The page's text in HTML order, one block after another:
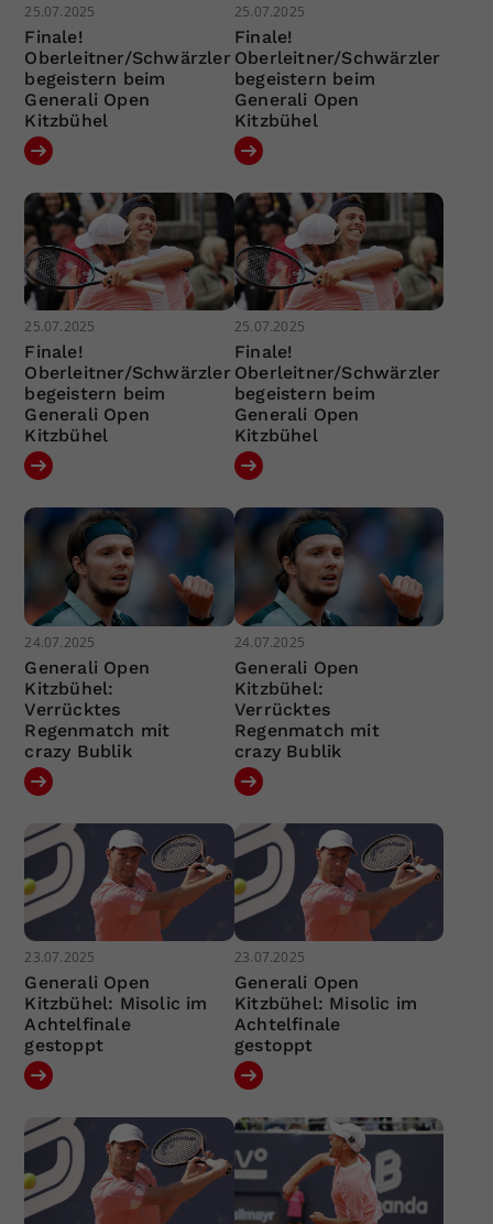
25.07.2025
Finale!
Oberleitner/Schwärzler
begeistern beim
Generali Open
Kitzbühel
25.07.2025
Finale!
Oberleitner/Schwärzler
begeistern beim
Generali Open
Kitzbühel
25.07.2025
Finale!
Oberleitner/Schwärzler
begeistern beim
Generali Open
Kitzbühel
25.07.2025
Finale!
Oberleitner/Schwärzler
begeistern beim
Generali Open
Kitzbühel
24.07.2025
Generali Open
Kitzbühel:
Verrücktes
Regenmatch mit
crazy Bublik
24.07.2025
Generali Open
Kitzbühel:
Verrücktes
Regenmatch mit
crazy Bublik
23.07.2025
Generali Open
Kitzbühel: Misolic im
Achtelfinale
gestoppt
23.07.2025
Generali Open
Kitzbühel: Misolic im
Achtelfinale
gestoppt